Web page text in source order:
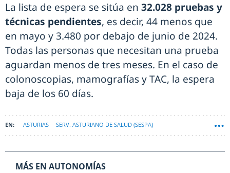
La lista de espera se sitúa en 32.028 pruebas y
técnicas pendientes, es decir, 44 menos que
en mayo y 3.480 por debajo de junio de 2024.
Todas las personas que necesitan una prueba
aguardan menos de tres meses. En el caso de
colonoscopias, mamografías y TAC, la espera
baja de los 60 días.
ASTURIAS SERV. ASTURIANO DE SALUD (SESPA)
MÁS EN AUTONOMÍAS